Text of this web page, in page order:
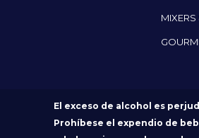
MIXERS
El exceso de alcohol es
Prohíbese el expendio de